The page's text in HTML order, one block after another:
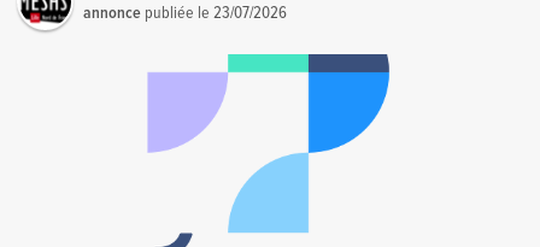
annonce publiée le23/07/2026